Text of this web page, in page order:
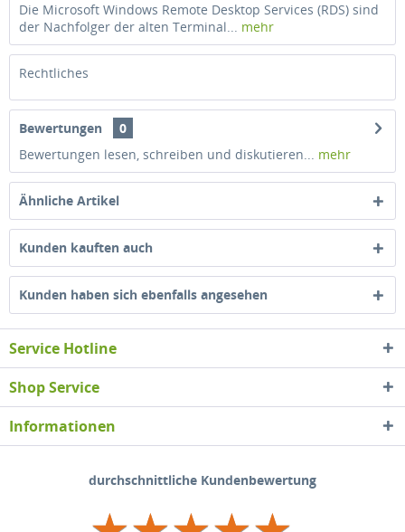
Die Microsoft Windows Remote Desktop Services (RDS) sind
der Nachfolger der alten Terminal... mehr
Rechtliches
Bewertungen
0
Bewertungen lesen, schreiben und diskutieren... mehr
Ähnliche Artikel
Kunden kauften auch
Kunden haben sich ebenfalls angesehen
Service Hotline
Shop Service
Informationen
durchschnittliche Kundenbewertung